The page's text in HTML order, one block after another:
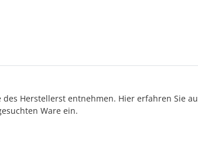
Herstellerst entnehmen. Hier erfahren Sie
Ware ein.